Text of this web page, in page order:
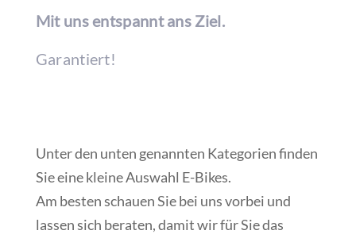
Mit uns entspannt ans Ziel.
Garantiert!
Unter den unten genannten Kategorien finden
Sie eine kleine Auswahl E-Bikes.
Am besten schauen Sie bei uns vorbei und
lassen sich beraten, damit wir für Sie das